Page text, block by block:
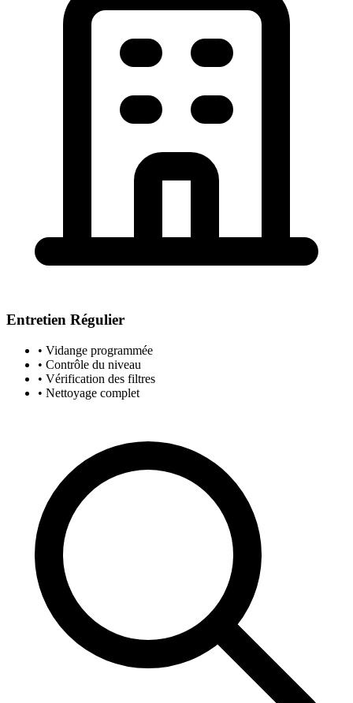
Entretien Régulier
• Vidange programmée
• Contrôle du niveau
• Vérification des filtres
• Nettoyage complet